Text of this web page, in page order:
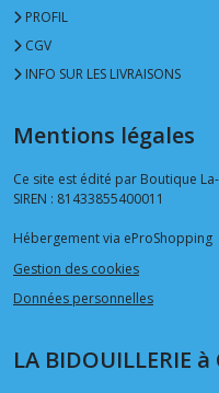
PROFIL
CGV
INFO SUR LES LIVRAISONS
Mentions légales
Ce site est édité par Boutique
SIREN : 81433855400011
Hébergement via eProShopping
Gestion des cookies
Données personnelles
LA BIDOUILLERIE à